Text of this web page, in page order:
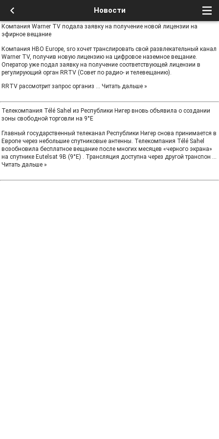
Новости
Компания Warner TV подала заявку на получение новой лицензии на
эфирное вещание
Компания HBO Europe, sro хочет транслировать свой развлекательный канал
Warner TV, получив новую лицензию на цифровое наземное вещание.
Оператор уже подал заявку на получение соответствующей лицензии в
регулирующий орган RRTV (Совет по радио- и телевещанию).
RRTV рассмотрит запрос организ ... Читать дальше »
Телекомпания Télé Sahel из Республики Нигер вновь объявила о создании
зоны свободной торговли на 9°E
Главный государственный телеканал Республики Нигер снова принимается в
Европе через небольшие спутниковые антенны. Телекомпания Télé Sahel
возобновила бесплатное вещание после многих месяцев «черного экрана»
на спутнике Eutelsat 9B (9°E) . Трансляция доступна через другой транспон ...
Читать дальше »